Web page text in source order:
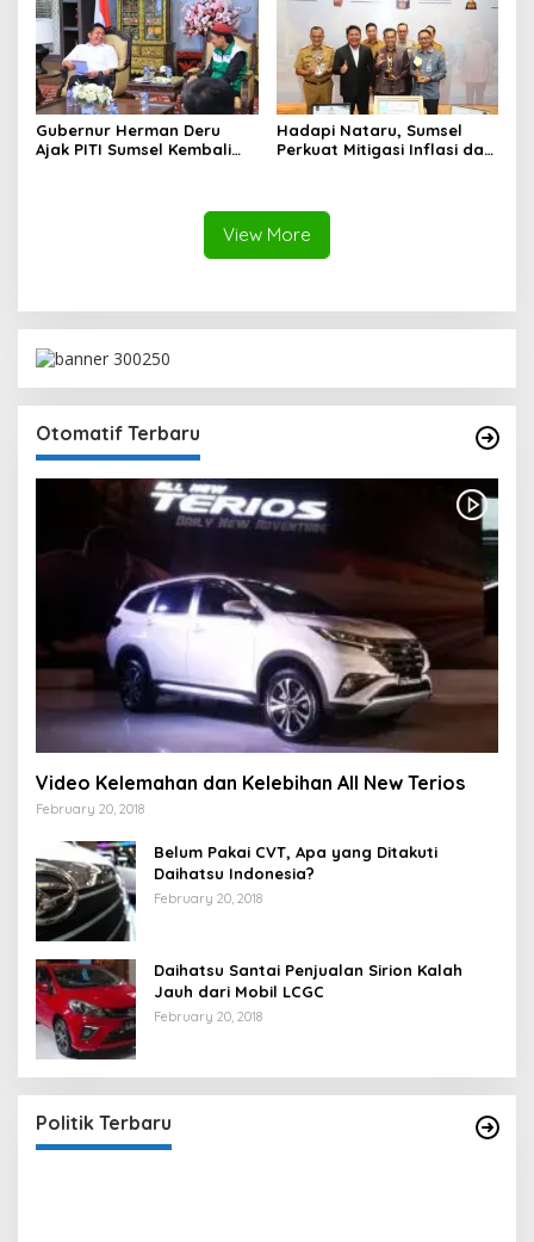
Gubernur Herman Deru
Ajak PITI Sumsel Kembali
Hadapi Nataru, Sumsel
Perkuat Mitigasi Inflasi dan
View More
Otomatif Terbaru
Video Kelemahan dan Kelebihan All New Terios
February 20, 2018
Belum Pakai CVT, Apa yang Ditakuti
Daihatsu Indonesia?
February 20, 2018
Daihatsu Santai Penjualan Sirion Kalah
Jauh dari Mobil LCGC
February 20, 2018
Politik Terbaru
Yasin
In Berita, Politik |